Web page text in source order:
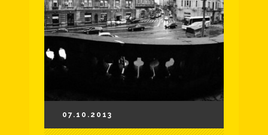
07.10.2013